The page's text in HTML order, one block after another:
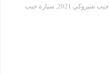
شيروكي 2021 , سيارة جيب